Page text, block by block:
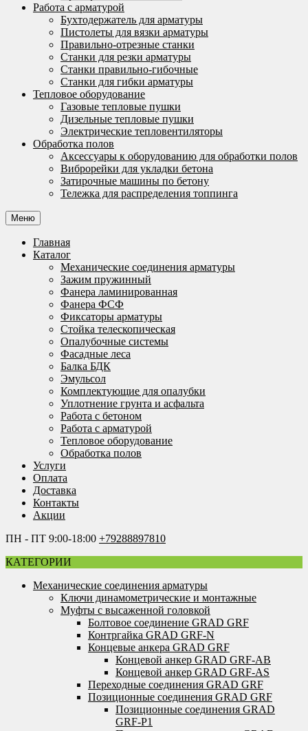
Работа с арматурой
Бухтодержатель для арматуры
Пистолеты для вязки арматуры
Правильно-отрезные станки
Станки для резки арматуры
Станки правильно-гибочные
Станки для гибки арматуры
Тепловое оборудование
Газовые тепловые пушки
Дизельные тепловые пушки
Электрические тепловентиляторы
Обработка полов
Аксессуары к оборудованию для обработки полов
Виброрейки для укладки бетона
Затирочные машины по бетону
Тележка для распределения топпинга
Меню
Главная
Каталог
Механические соединения арматуры
Зажим пружинный
Фанера ламинированная
Фанера ФСФ
Фиксаторы арматуры
Стойка телескопическая
Опалубочные системы
Фасадные леса
Балка БДК
Эмульсол
Комплектующие для опалубки
Уплотнение грунта и асфальта
Работа с бетоном
Работа с арматурой
Тепловое оборудование
Обработка полов
Услуги
Оплата
Доставка
Контакты
Акции
ПН - ПТ 9:00-18:00 +79288897810
КАТЕГОРИИ
Механические соединения арматуры
Ключи динамометрические и монтажные
Муфты с высаженной головкой
Болтовое соединение GRAD GRF
Контргайка GRAD GRF-N
Концевые анкера GRAD GRF
Концевой анкер GRAD GRF-AB
Концевой анкер GRAD GRF-AS
Переходные соединения GRAD GRF
Позиционные соединения GRAD GRF
Позиционные соединения GRAD
GRF-P1